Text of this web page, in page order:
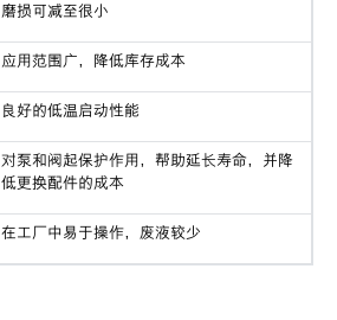
磨损可减至很小
应用范围广，降低库存成本
良好的低温启动性能
对泵和阀起保护作用，帮助延长寿命，并降
低更换配件的成本
在工厂中易于操作，废液较少